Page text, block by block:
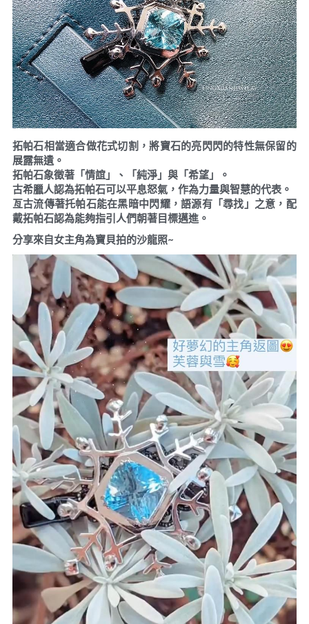
拓帕石相當適合做花式切割，將寶石的亮閃閃的特性無保留的
展露無遺。
拓帕石象徵著「情誼」、「純淨」與「希望」。
古希臘人認為拓帕石可以平息怒氣，作為力量與智慧的代表。
亙古流傳著托帕石能在黑暗中閃耀，語源有「尋找」之意，配
戴拓帕石認為能夠指引人們朝著目標邁進。
分享來自女主角為寶貝拍的沙龍照~